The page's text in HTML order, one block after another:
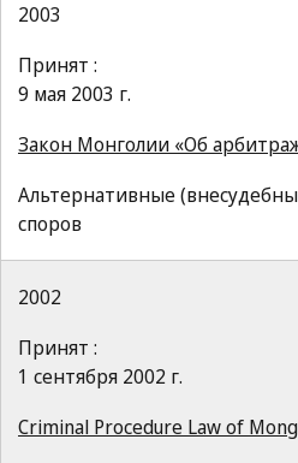
2003
Принят :
9 мая 2003 г.
Закон Монголии «Об
Альтернативные
споров
2002
Принят :
1 сентября 2002 г.
Criminal Procedure Law of